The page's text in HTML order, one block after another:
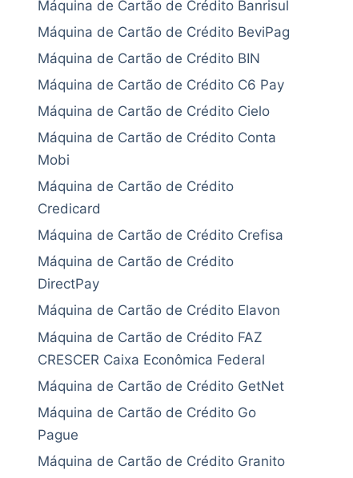
Máquina de Cartão de Crédito Banrisul
Máquina de Cartão de Crédito BeviPag
Máquina de Cartão de Crédito BIN
Máquina de Cartão de Crédito C6 Pay
Máquina de Cartão de Crédito Cielo
Máquina de Cartão de Crédito Conta
Mobi
Máquina de Cartão de Crédito
Credicard
Máquina de Cartão de Crédito Crefisa
Máquina de Cartão de Crédito
DirectPay
Máquina de Cartão de Crédito Elavon
Máquina de Cartão de Crédito FAZ
CRESCER Caixa Econômica Federal
Máquina de Cartão de Crédito GetNet
Máquina de Cartão de Crédito Go
Pague
Máquina de Cartão de Crédito Granito